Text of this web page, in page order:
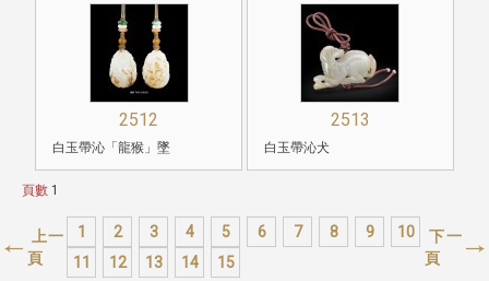
2512
白玉帶沁「龍猴」墜
2513
白玉帶沁犬
頁數 1
上一
頁
1 2 3 4 5 6 7 8 9
10
11
12 13 14 15
下一
頁